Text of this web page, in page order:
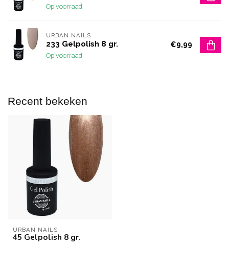
Op voorraad
URBAN NAILS
233 Gelpolish 8 gr.
Op voorraad
€9,99
Recent bekeken
URBAN NAILS
45 Gelpolish 8 gr.